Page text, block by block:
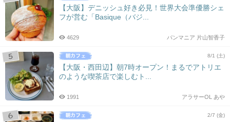
【大阪】デニッシュ好き必見！世界大会準優勝シェ
フが営む「Basique（バジ...
パンマニア 片山智香子
4629
8/1 (土)
【大阪・西田辺】朝7時オープン！まるでアトリエ
のような喫茶店で楽しむト...
アラサーOL あや
1991
2/7 (金)